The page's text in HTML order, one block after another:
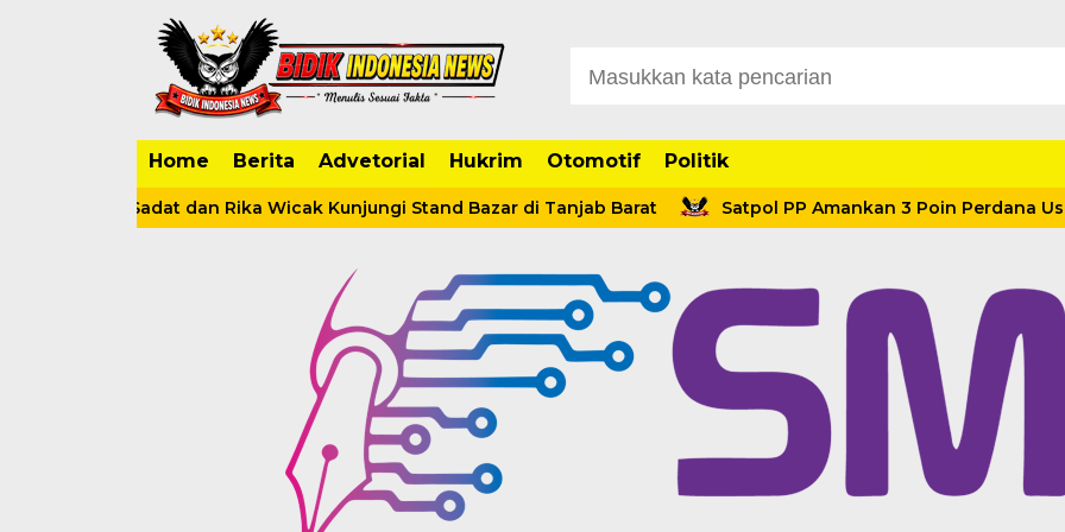
Home Berita Advetorial Hukrim Otomotif Politik
Sadat dan Rika Wicak Kunjungi Stand Bazar di Tanjab Barat Satpol PP Amankan 3 Poin Perdana Usai